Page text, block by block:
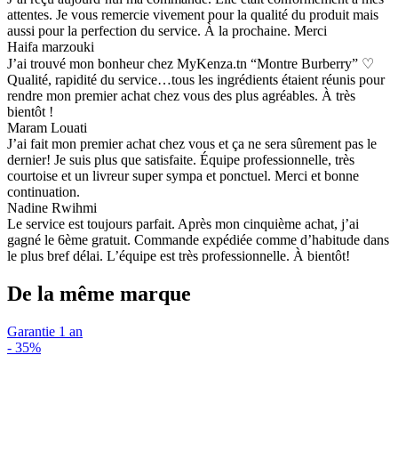
attentes. Je vous remercie vivement pour la qualité du produit mais
aussi pour la perfection du service. À la prochaine. Merci
Haifa marzouki
J’ai trouvé mon bonheur chez MyKenza.tn “Montre Burberry” ♡
Qualité, rapidité du service…tous les ingrédients étaient réunis pour
rendre mon premier achat chez vous des plus agréables. À très
bientôt !
Maram Louati
J’ai fait mon premier achat chez vous et ça ne sera sûrement pas le
dernier! Je suis plus que satisfaite. Équipe professionnelle, très
courtoise et un livreur super sympa et ponctuel. Merci et bonne
continuation.
Nadine Rwihmi
Le service est toujours parfait. Après mon cinquième achat, j’ai
gagné le 6ème gratuit. Commande expédiée comme d’habitude dans
le plus bref délai. L’équipe est très professionnelle. À bientôt!
De la même marque
Garantie 1 an
- 35%